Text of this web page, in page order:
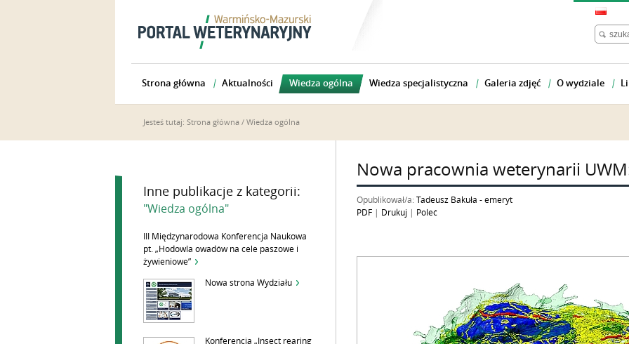
Strona główna Aktualności Wiedza ogólna Wiedza specjalistyczna Galeria zdjęć O wydziale
Jesteś tutaj: Strona główna / Wiedza ogólna
Inne publikacje z kategorii:
"Wiedza ogólna"
III Międzynarodowa Konferencja Naukowa
pt. „Hodowla owadów na cele paszowe i
żywieniowe”
Nowa strona Wydziału
Konferencja „Insect rearing
Nowa pracownia weterynarii
Opublikował/a: Tadeusz Bakuła - emeryt
PDF
Drukuj Poleć